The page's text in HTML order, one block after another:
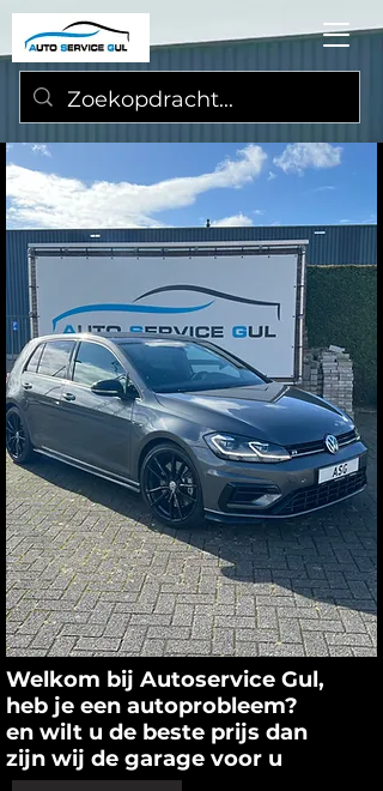
Welkom bij Autoservice Gul,
heb je een autoprobleem?
en wilt u de beste prijs dan
zijn wij de garage voor u